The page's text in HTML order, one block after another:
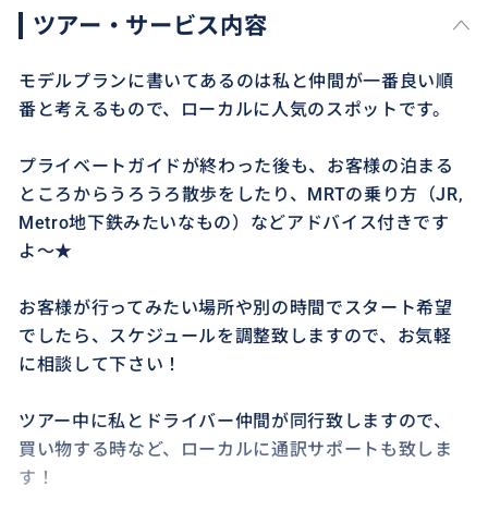
ツアー・サービス内容
モデルプランに書いてあるのは私と仲間が一番良い順
番と考えるもので、ローカルに人気のスポットです。
プライベートガイドが終わった後も、お客様の泊まる
ところからうろうろ散歩をしたり、MRTの乗り方（JR,
Metro地下鉄みたいなもの）などアドバイス付きです
よ〜★
お客様が行ってみたい場所や別の時間でスタート希望
でしたら、スケジュールを調整致しますので、お気軽
に相談して下さい！
ツアー中に私とドライバー仲間が同行致しますので、
買い物する時など、ローカルに通訳サポートも致しま
す！